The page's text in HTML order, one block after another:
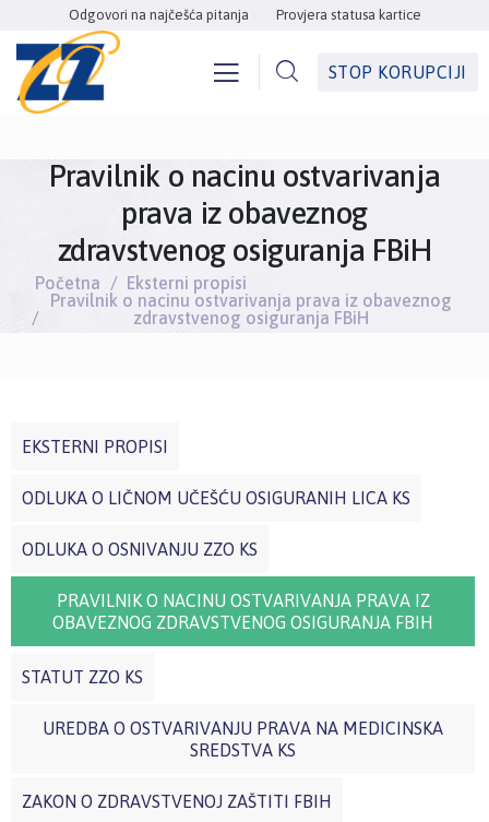
Odgovori na najčešća pitanja Provjera statusa kartice
STOP KORUPCIJI
Pravilnik o nacinu ostvarivanja
prava iz obaveznog
zdravstvenog osiguranja FBiH
Početna
Eksterni propisi
Pravilnik o nacinu ostvarivanja prava iz obaveznog
zdravstvenog osiguranja FBiH
EKSTERNI PROPISI
ODLUKA O LIČNOM UČEŠĆU OSIGURANIH LICA KS
ODLUKA O OSNIVANJU ZZO KS
PRAVILNIK O NACINU OSTVARIVANJA PRAVA IZ
OBAVEZNOG ZDRAVSTVENOG OSIGURANJA FBIH
STATUT ZZO KS
UREDBA O OSTVARIVANJU PRAVA NA MEDICINSKA
SREDSTVA KS
ZAKON O ZDRAVSTVENOJ ZAŠTITI FBIH